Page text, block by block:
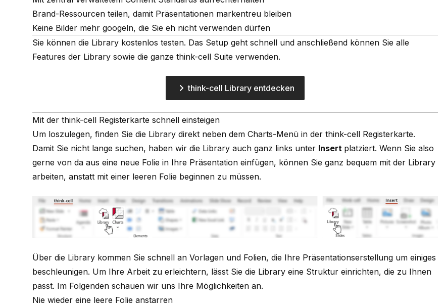
Brand-Ressourcen teilen, damit Präsentationen markentreu bleiben
Keine Bilder mehr googeln, die Sie eh nicht verwenden dürfen
Sie können die Library kostenlos testen. Das Setup geht schnell und anschließend können Sie alle
Features der Library sowie die ganze think-cell Suite verwenden.
think-cell Library entdecken
Mit der think-cell Registerkarte schnell einsteigen
Um loszulegen, finden Sie die Library direkt neben dem Charts-Menü in der think-cell Registerkarte.
Damit Sie nicht lange suchen, haben wir die Library auch ganz links unter Insert platziert. Wenn Sie also
gerne von da aus eine neue Folie in Ihre Präsentation einfügen, können Sie ganz bequem mit der Library
arbeiten, anstatt mit einer leeren Folie beginnen zu müssen.
Über die Library kommen Sie schnell an Vorlagen und Folien, die Ihre Präsentationserstellung um einiges
beschleunigen. Um Ihre Arbeit zu erleichtern, lässt Sie die Library eine Struktur einrichten, die zu Ihnen
passt. Im Folgenden schauen wir uns Ihre Möglichkeiten an.
Nie wieder eine leere Folie anstarren